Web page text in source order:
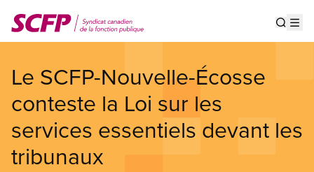
au
contenu
Le SCFP-Nouvelle-Écosse
conteste la Loi sur les
services essentiels devant les
tribunaux